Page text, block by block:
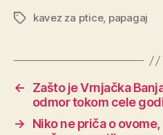
Tagskavez za ptice, papagaj
←
Zašto je Vrnjačka
odmor tokom cele
→
Niko ne priča o